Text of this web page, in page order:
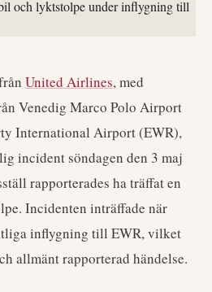
United Airlines, med
Venedig Marco Polo Airport
International Airport (EWR),
incident söndagen den 3 maj
rapporterades ha träffat en
Incidenten inträffade när
inflygning till EWR, vilket
allmänt rapporterad händelse.